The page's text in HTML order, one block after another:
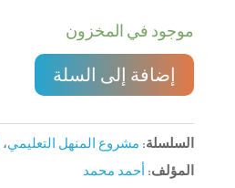
موجود في المخزون
إضافة إلى السلة
السلسلة: مشروع المنهل التعليمي،
المؤلف: أحمد محمد